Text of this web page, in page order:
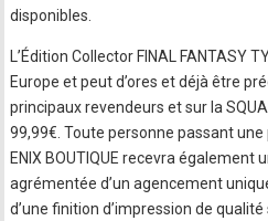
disponibles.
L’Édition Collector FINAL FANTASY
Europe et peut d’ores et déjà être
principaux revendeurs et sur la
99,99€. Toute personne passant
ENIX BOUTIQUE recevra également
agrémentée d’un agencement
d’une finition d’impression de qualité